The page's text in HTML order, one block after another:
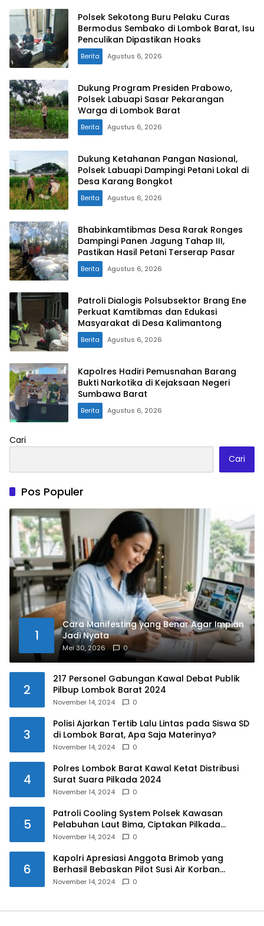
Polsek Sekotong Buru Pelaku Curas
Bermodus Sembako di Lombok Barat, Isu
Penculikan Dipastikan Hoaks
Berita Agustus 6, 2026
Dukung Program Presiden Prabowo,
Polsek Labuapi Sasar Pekarangan
Warga di Lombok Barat
Berita Agustus 6, 2026
Dukung Ketahanan Pangan Nasional,
Polsek Labuapi Dampingi Petani Lokal di
Desa Karang Bongkot
Berita Agustus 6, 2026
Bhabinkamtibmas Desa Rarak Ronges
Dampingi Panen Jagung Tahap III,
Pastikan Hasil Petani Terserap Pasar
Berita Agustus 6, 2026
Patroli Dialogis Polsubsektor Brang Ene
Perkuat Kamtibmas dan Edukasi
Masyarakat di Desa Kalimantong
Berita Agustus 6, 2026
Kapolres Hadiri Pemusnahan Barang
Bukti Narkotika di Kejaksaan Negeri
Sumbawa Barat
Berita Agustus 6, 2026
Cari
Cari
Pos Populer
1
Cara Manifesting yang Benar Agar Impian
Jadi Nyata
Mei 30, 2026 0
2
217 Personel Gabungan Kawal Debat Publik
Pilbup Lombok Barat 2024
November 14, 2024 0
3
Polisi Ajarkan Tertib Lalu Lintas pada Siswa SD
di Lombok Barat, Apa Saja Materinya?
November 14, 2024 0
4
Polres Lombok Barat Kawal Ketat Distribusi
Surat Suara Pilkada 2024
November 14, 2024 0
5
Patroli Cooling System Polsek Kawasan
Pelabuhan Laut Bima, Ciptakan Pilkada
Serentak 2024 yang Aman dan Damai
November 14, 2024 0
6
Kapolri Apresiasi Anggota Brimob yang
Berhasil Bebaskan Pilot Susi Air Korban
Penyanderaan KKB
November 14, 2024 0